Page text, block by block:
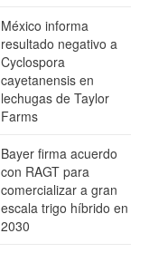
México informa
resultado negativo a
Cyclospora
cayetanensis en
lechugas de Taylor
Farms
Bayer firma acuerdo
con RAGT para
comercializar a gran
escala trigo híbrido en
2030